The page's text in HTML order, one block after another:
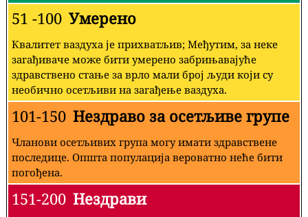
51 -100 Умерено
Квалитет ваздуха је прихватљив; Међутим, за неке
загађиваче може бити умерено забрињавајуће
здравствено стање за врло мали број људи који су
необично осетљиви на загађење ваздуха.
101-150 Нездраво за осетљиве групе
Чланови осетљивих група могу имати здравствене
последице. Општа популација вероватно неће бити
погођена.
151-200 Нездрави